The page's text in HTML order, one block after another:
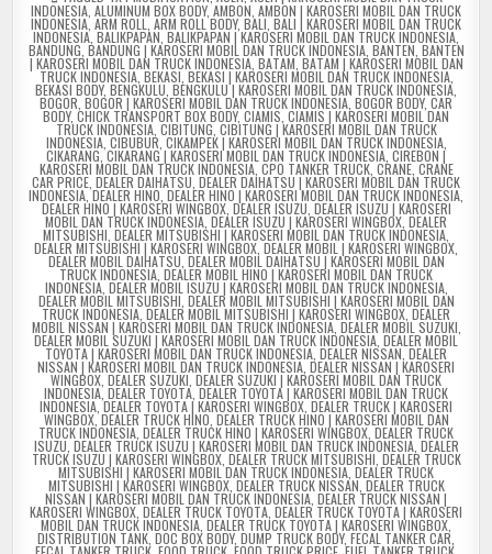
INDONESIA ALUMINUM BOX BODY,AMBON AMBON | KAROSERI MOBIL DAN TRUCK
INDONESIA, ARM ROLL ARM ROLL BODY, BALI BALI | KAROSERI MOBIL DAN TRUCK
INDONESIA BALIKPAPAN BALIKPAPAN | KAROSERI MOBIL DAN TRUCK INDONESIA
BANDUNG BANDUNG | KAROSERI MOBIL DAN TRUCK INDONESIA, BANTEN BANTEN
| KAROSERI MOBIL DAN TRUCK INDONESIA, BATAM BATAM | KAROSERI MOBIL DAN
TRUCK INDONESIA, BEKASI BEKASI | KAROSERI MOBIL DAN TRUCK INDONESIA,
BEKASI BODY, BENGKULU BENGKULU | KAROSERI MOBIL DAN TRUCK INDONESIA
BOGOR BOGOR | KAROSERI MOBIL DAN TRUCK INDONESIA BOGOR BODY, CAR
BODY, CHICK TRANSPORT BOX BODY, CIAMIS CIAMIS | KAROSERI MOBIL DAN
TRUCK INDONESIA, CIBITUNG CIBITUNG | KAROSERI MOBIL DAN TRUCK
INDONESIA, CIBUBUR CIKAMPEK | KAROSERI MOBIL DAN TRUCK INDONESIA,
CIKARANG ,CIKARANG | KAROSERI MOBIL DAN TRUCK INDONESIA CIREBON |
KAROSERI MOBIL DAN TRUCK INDONESIA, CPO TANKER TRUCK, CRANE, CRANE
CAR PRICE DEALER DAIHATSU DEALER DAIHATSU | KAROSERI MOBIL DAN TRUCK
INDONESIA ,DEALER HINO DEALER HINO | KAROSERI MOBIL DAN TRUCK INDONESIA
DEALER HINO | KAROSERI WINGBOX, DEALER ISUZU DEALER ISUZU | KAROSERI
MOBIL DAN TRUCK INDONESIA DEALER ISUZU | KAROSERI WINGBOX DEALER
MITSUBISHI DEALER MITSUBISHI | KAROSERI MOBIL DAN TRUCK INDONESIA
DEALER MITSUBISHI | KAROSERI WINGBOX DEALER MOBIL | KAROSERI WINGBOX
DEALER MOBIL DAIHATSU DEALER MOBIL DAIHATSU | KAROSERI MOBIL DAN
TRUCK INDONESIA DEALER MOBIL HINO | KAROSERI MOBIL DAN TRUCK
INDONESIA, DEALER MOBIL ISUZU | KAROSERI MOBIL DAN TRUCK INDONESIA,
DEALER MOBIL MITSUBISHI DEALER MOBIL MITSUBISHI | KAROSERI MOBIL DAN
TRUCK INDONESIA DEALER MOBIL MITSUBISHI | KAROSERI WINGBOX DEALER
MOBIL NISSAN | KAROSERI MOBIL DAN TRUCK INDONESIA, DEALER MOBIL SUZUKI
DEALER MOBIL SUZUKI | KAROSERI MOBIL DAN TRUCK INDONESIA DEALER MOBIL
TOYOTA | KAROSERI MOBIL DAN TRUCK INDONESIA DEALER NISSAN DEALER
NISSAN | KAROSERI MOBIL DAN TRUCK INDONESIA DEALER NISSAN | KAROSERI
WINGBOX DEALER SUZUKI DEALER SUZUKI | KAROSERI MOBIL DAN TRUCK
INDONESIA, DEALER TOYOTA DEALER TOYOTA | KAROSERI MOBIL DAN TRUCK
INDONESIA ,DEALER TOYOTA | KAROSERI WINGBOX DEALER TRUCK | KAROSERI
WINGBOX,DEALER TRUCK HINO DEALER TRUCK HINO | KAROSERI MOBIL DAN
TRUCK INDONESIA DEALER TRUCK HINO | KAROSERI WINGBOX DEALER TRUCK
ISUZU DEALER TRUCK ISUZU | KAROSERI MOBIL DAN TRUCK INDONESIA, DEALER
TRUCK ISUZU | KAROSERI WINGBOX, DEALER TRUCK MITSUBISHI DEALER TRUCK
MITSUBISHI | KAROSERI MOBIL DAN TRUCK INDONESIA DEALER TRUCK
MITSUBISHI | KAROSERI WINGBOX, DEALER TRUCK NISSAN DEALER TRUCK
NISSAN | KAROSERI MOBIL DAN TRUCK INDONESIA DEALER TRUCK NISSAN |
KAROSERI WINGBOX DEALER TRUCK TOYOTA DEALER TRUCK TOYOTA | KAROSERI
MOBIL DAN TRUCK INDONESIA DEALER TRUCK TOYOTA | KAROSERI WINGBOX
DISTRIBUTION TANK DOC BOX BODY, DUMP TRUCK BODY, FECAL TANKER CAR